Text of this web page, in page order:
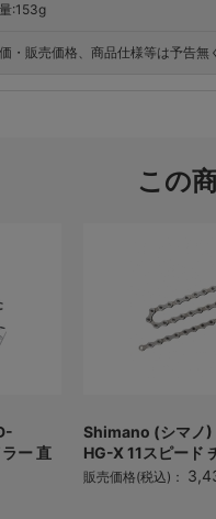
:153g
・販売価格、商品仕様等は予告無
この
ー 直
Shimano (シマノ)
HG-X 11スピード
販売価格(税込)：